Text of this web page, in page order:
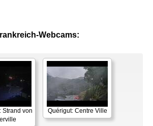
Webcams:
Strand von
Quérigut: Centre Ville